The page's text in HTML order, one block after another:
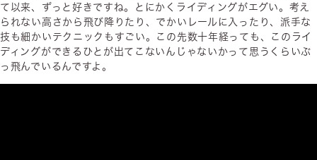
て以来、ずっと好きですね。とにかくライディングがエグい。考え
られない高さから飛び降りたり、でかいレールに入ったり、派手な
技も細かいテクニックもすごい。この先数十年経っても、このライ
ディングができるひとが出てこないんじゃないかって思うくらいぶ
っ飛んでいるんですよ。